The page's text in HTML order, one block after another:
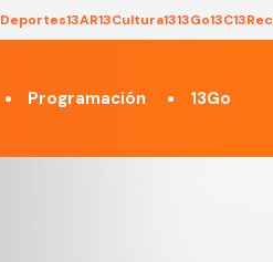
Deportes13AR13Cultura1313Go13C13Rec
Programación 13Go